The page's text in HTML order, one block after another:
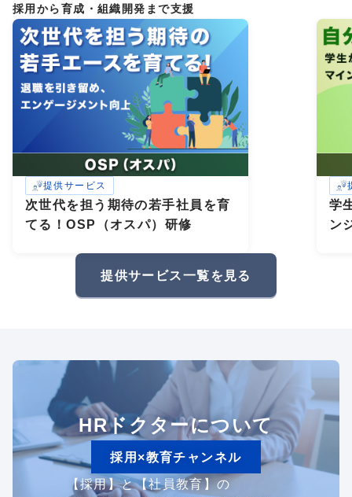
採用から育成・組織開発まで支援
提供サービス
次世代を担う期待の若手社員を育
てる！OSP（オスパ）研修
学
ン
提供サービス一覧を見る
HRドクターについて
採用×教育チャンネル
【採用】と【社員教育】の